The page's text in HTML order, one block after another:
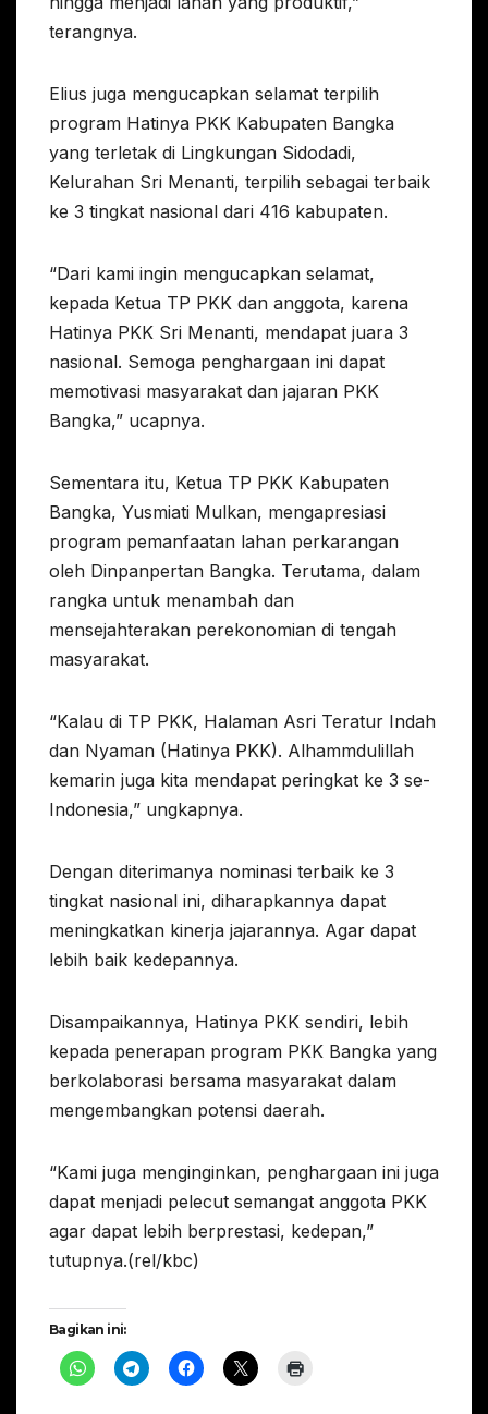
terangnya.
Elius juga mengucapkan selamat terpilih
program Hatinya PKK Kabupaten Bangka
yang terletak di Lingkungan Sidodadi,
Kelurahan Sri Menanti, terpilih sebagai terbaik
ke 3 tingkat nasional dari 416 kabupaten.
“Dari kami ingin mengucapkan selamat,
kepada Ketua TP PKK dan anggota, karena
Hatinya PKK Sri Menanti, mendapat juara 3
nasional. Semoga penghargaan ini dapat
memotivasi masyarakat dan jajaran PKK
Bangka,” ucapnya.
Sementara itu, Ketua TP PKK Kabupaten
Bangka, Yusmiati Mulkan, mengapresiasi
program pemanfaatan lahan perkarangan
oleh Dinpanpertan Bangka. Terutama, dalam
rangka untuk menambah dan
mensejahterakan perekonomian di tengah
masyarakat.
“Kalau di TP PKK, Halaman Asri Teratur Indah
dan Nyaman (Hatinya PKK). Alhammdulillah
kemarin juga kita mendapat peringkat ke 3 se-
Indonesia,” ungkapnya.
Dengan diterimanya nominasi terbaik ke 3
tingkat nasional ini, diharapkannya dapat
meningkatkan kinerja jajarannya. Agar dapat
lebih baik kedepannya.
Disampaikannya, Hatinya PKK sendiri, lebih
kepada penerapan program PKK Bangka yang
berkolaborasi bersama masyarakat dalam
mengembangkan potensi daerah.
“Kami juga menginginkan, penghargaan ini juga
dapat menjadi pelecut semangat anggota PKK
agar dapat lebih berprestasi, kedepan,”
tutupnya.(rel/kbc)
Bagikan ini: